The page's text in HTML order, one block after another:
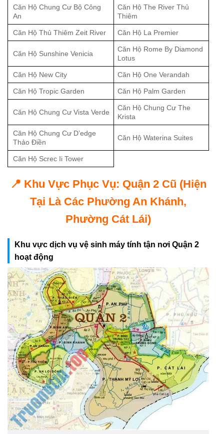
Căn Hộ Chung Cư Bộ Công
An
Căn Hộ The River Thủ
Thiêm
Căn Hộ Thủ Thiêm Zeit River Căn Hộ La Premier
Căn Hộ Sunshine Venicia
Căn Hộ Rome By Diamond
Lotus
Căn Hộ New City Căn Hộ One Verandah
Căn Hộ Tropic Garden Căn Hộ Palm Garden
Căn Hộ Chung Cư Vista Verde
Căn Hộ Chung Cư The
Krista
Căn Hộ Chung Cư D’edge
Thảo Điền
Căn Hộ Waterina Suites
Căn Hộ Screc Ii Tower
📍 Khu Vực Phục Vụ: Quận 2 Cũ (Hiện
Tại Là Các Phường An Khánh,
Phường Cát Lái)
Khu vực dịch vụ vệ sinh máy tính tận nơi Quận 2
hoạt động